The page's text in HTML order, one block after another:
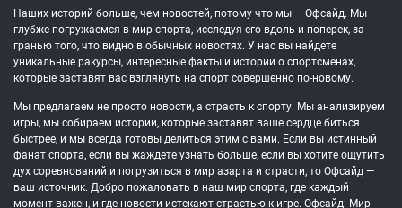
Наших историй больше, чем новостей, потому что мы — Офсайд. Мы
глубже погружаемся в мир спорта, исследуя его вдоль и поперек, за
гранью того, что видно в обычных новостях. У нас вы найдете
уникальные ракурсы, интересные факты и истории о спортсменах,
которые заставят вас взглянуть на спорт совершенно по-новому.
Мы предлагаем не просто новости, а страсть к спорту. Мы анализируем
игры, мы собираем истории, которые заставят ваше сердце биться
быстрее, и мы всегда готовы делиться этим с вами. Если вы истинный
фанат спорта, если вы жаждете узнать больше, если вы хотите ощутить
дух соревнований и погрузиться в мир азарта и страсти, то Офсайд —
ваш источник. Добро пожаловать в наш мир спорта, где каждый
момент важен, и где новости истекают страстью к игре. Офсайд: Мир